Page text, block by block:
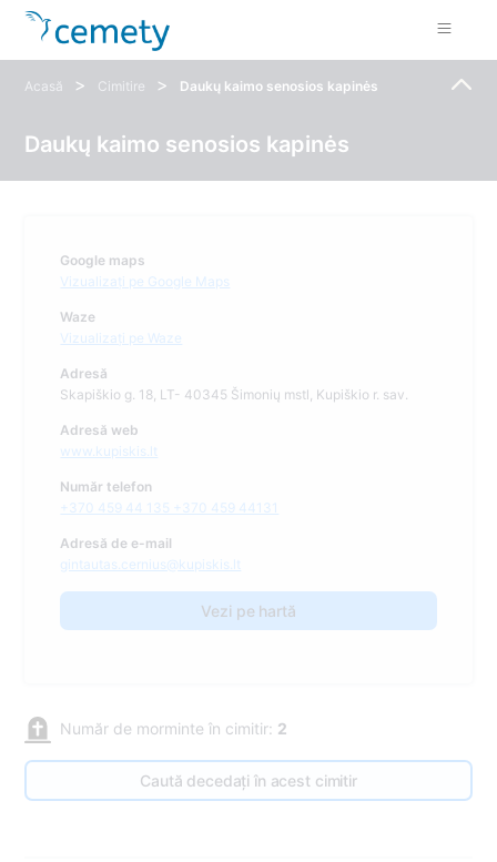
Acasă > Cimitire > Daukų kaimo senosios kapinės
Daukų kaimo senosios kapinės
Google maps
Vizualizați pe Google Maps
Waze
Vizualizați pe Waze
Adresă
Skapiškio g. 18, LT- 40345 Šimonių mstl, Kupiškio r. sav.
Adresă web
www.kupiskis.lt
Număr telefon
+370 459 44 135 +370 459 44131
Adresă de e-mail
gintautas.cernius@kupiskis.lt
Vezi pe hartă
Număr de morminte în cimitir: 2
Caută decedați în acest cimitir